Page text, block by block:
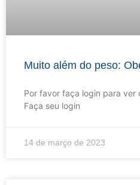
Muito além do peso:
Por favor faça login para ver
Faça seu login
14 de março de 2023